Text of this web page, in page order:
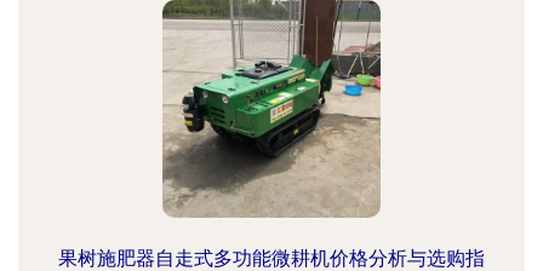
果树施肥器自走式多功能微耕机价格分析与选购指